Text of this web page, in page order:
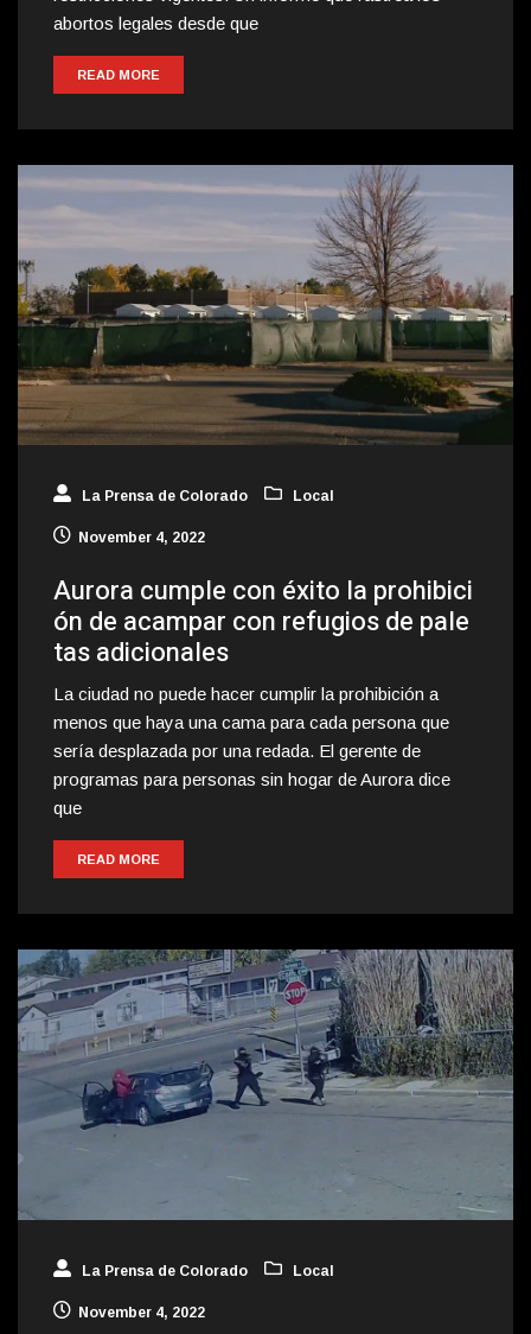
abortos legales desde que
READ MORE
La Prensa de Colorado Local
November 4, 2022
Aurora cumple con éxito la prohibici
ón de acampar con refugios de pale
tas adicionales
La ciudad no puede hacer cumplir la prohibición a
menos que haya una cama para cada persona que
sería desplazada por una redada. El gerente de
programas para personas sin hogar de Aurora dice
que
READ MORE
La Prensa de Colorado Local
November 4, 2022